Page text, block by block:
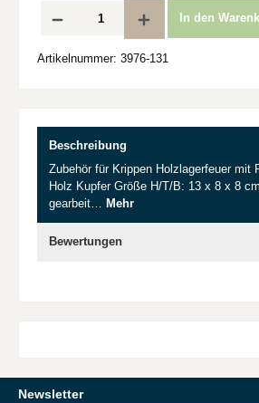
Produkt Anzahl: Gib den gewünschten Wert ein
In den
Artikelnummer: 3976-131
Beschreibung
Zubehör für Krippen Holzlagerfeuer mit
Holz Kupfer Größe H/T/B: 13 x 8 x 8
gearbeit… Mehr
Bewertungen
Newsletter